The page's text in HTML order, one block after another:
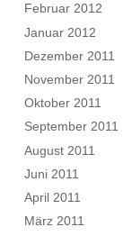
Februar 2012
Januar 2012
Dezember 2011
November 2011
Oktober 2011
September 2011
August 2011
Juni 2011
April 2011
März 2011